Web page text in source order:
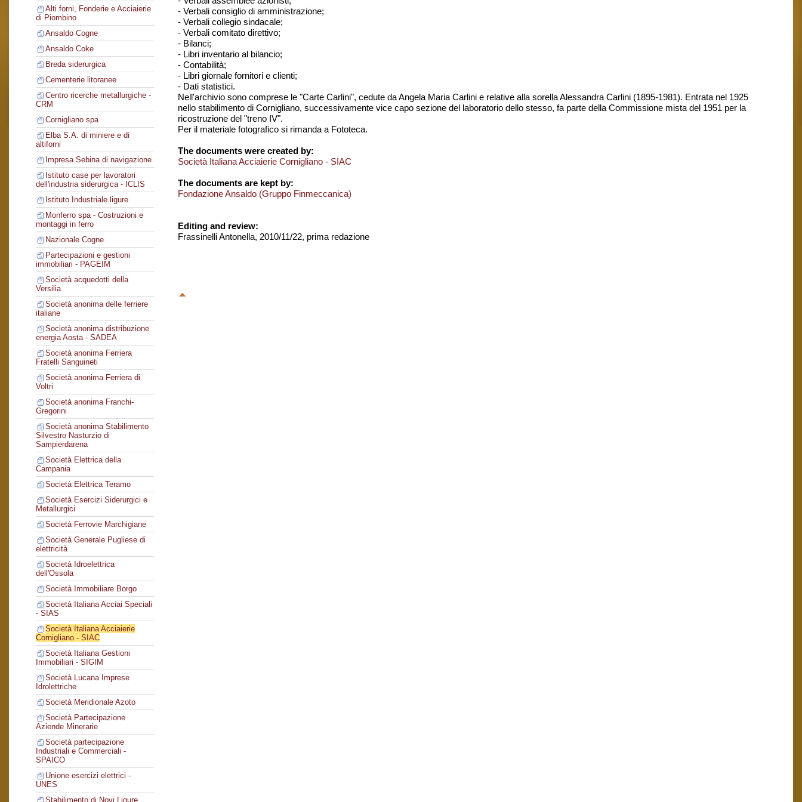
Alti forni, Fonderie e Acciaierie
di Piombino
Ansaldo Cogne
Ansaldo Coke
Breda siderurgica
Cementerie litoranee
Centro ricerche metallurgiche -
CRM
Cornigliano spa
Elba S.A. di miniere e di
altiforni
Impresa Sebina di navigazione
Istituto case per lavoratori
dell'industria siderurgica - ICLIS
Istituto Industriale ligure
Monferro spa - Costruzioni e
montaggi in ferro
Nazionale Cogne
Partecipazioni e gestioni
immobiliari - PAGEIM
Società acquedotti della
Versilia
Società anonima delle ferriere
italiane
Società anonima distribuzione
energia Aosta - SADEA
Società anonima Ferriera
Fratelli Sanguineti
Società anonima Ferriera di
Voltri
Società anonima Franchi-
Gregorini
Società anonima Stabilimento
Silvestro Nasturzio di
Sampierdarena
Società Elettrica della
Campania
Società Elettrica Teramo
Società Esercizi Siderurgici e
Metallurgici
Società Ferrovie Marchigiane
Società Generale Pugliese di
elettricità
Società Idroelettrica
dell'Ossola
Società Immobiliare Borgo
Società Italiana Acciai Speciali
- SIAS
Società Italiana Acciaierie
Cornigliano - SIAC
Società Italiana Gestioni
Immobiliari - SIGIM
Società Lucana Imprese
Idrolettriche
Società Meridionale Azoto
Società Partecipazione
Aziende Minerarie
Società partecipazione
Industriali e Commerciali -
SPAICO
Unione esercizi elettrici -
UNES
Stabilimento di Novi Ligure
- Verbali consiglio di amministrazione;
- Verbali collegio sindacale;
- Verbali comitato direttivo;
- Bilanci;
- Libri inventario al bilancio;
- Contabilità;
- Libri giornale fornitori e clienti;
- Dati statistici.
Nell'archivio sono comprese le "Carte Carlini", cedute da Angela Maria Carlini e relative alla sorella Alessandra Carlini (1895-1981). Entrata nel 1925
nello stabilimento di Cornigliano, successivamente vice capo sezione del laboratorio dello stesso, fa parte della Commissione mista del 1951 per la
ricostruzione del "treno IV".
Per il materiale fotografico si rimanda a Fototeca.
The documents were created by:
Società Italiana Acciaierie Cornigliano - SIAC
The documents are kept by:
Fondazione Ansaldo (Gruppo Finmeccanica)
Editing and review:
Frassinelli Antonella, 2010/11/22, prima redazione